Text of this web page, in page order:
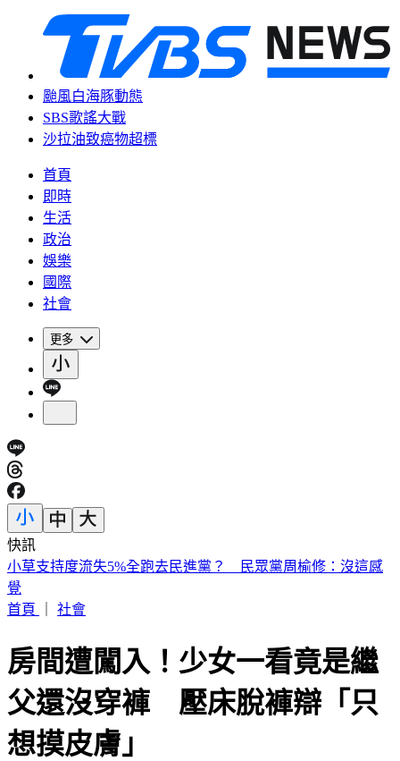
颱風白海豚動態
SBS歌謠大戰
沙拉油致癌物超標
首頁
即時
生活
政治
娛樂
國際
社會
更多
快訊
快訊／1億大樂透開獎！8/7「中獎號碼」出爐
首頁
房間遭闖入！少女一看竟是繼
父還沒穿褲 壓床脫褲辯「只
想摸皮膚」